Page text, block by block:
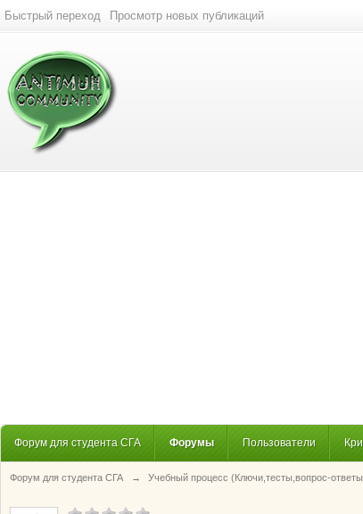
Быстрый переход Просмотр новых публикаций
Форум для студента СГА Форумы Пользователи
Форум для студента СГА → Учебный процесс (Ключи,тесты,вопрос-